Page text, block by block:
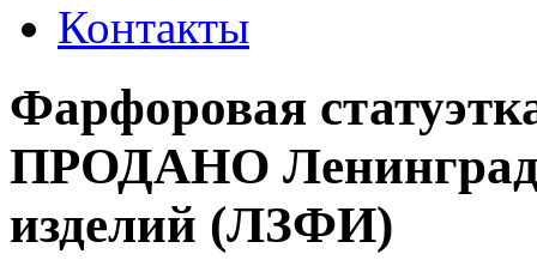
Контакты
Фарфоровая
ПРОДАНО
изделий (ЛЗФИ)